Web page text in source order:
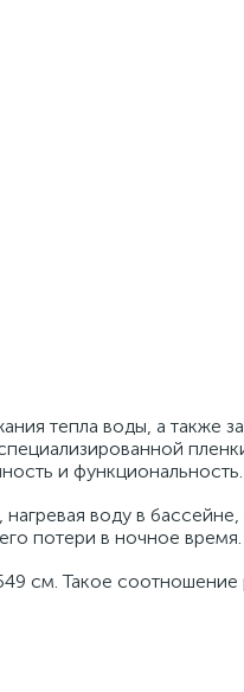
тепла воды, а также
и функциональность.
воду в
потери в ночное время.
см. Такое соотношение